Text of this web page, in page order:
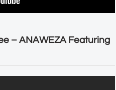
– ANAWEZA Featuring